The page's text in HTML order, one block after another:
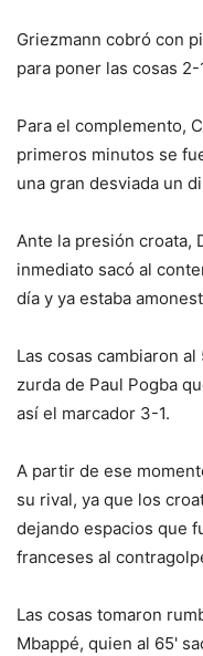
Griezmann cobró con
para poner las cosas
Para el complemento,
primeros minutos se
una gran desviada un
Ante la presión croata,
inmediato sacó al
día y ya estaba
Las cosas cambiaron
zurda de Paul Pogba
así el marcador 3-1.
A partir de ese
su rival, ya que los
dejando espacios que
franceses al
Las cosas tomaron
Mbappé, quien al 65'